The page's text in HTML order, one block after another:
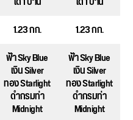
1.23 กก.
1.23 กก.
ฟ้า Sky Blue
เงิน Silver
ทอง Starlight
ดำกรมท่า
Midnight
ฟ้า Sky Blue
เงิน Silver
ทอง Starlight
ดำกรมท่า
Midnight